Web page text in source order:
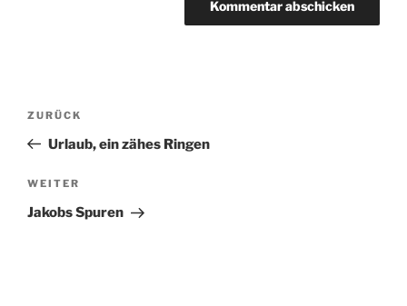
Beitragsnavigation
Vorheriger
Beitrag
ZURÜCK
Urlaub, ein zähes Ringen
Nächster
Beitrag
WEITER
Jakobs Spuren